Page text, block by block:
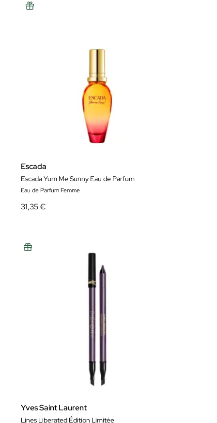
Escada
Escada Yum Me Sunny Eau de Parfum
Eau de Parfum Femme
31,35 €
Yves Saint Laurent
Lines Liberated Édition Limitée